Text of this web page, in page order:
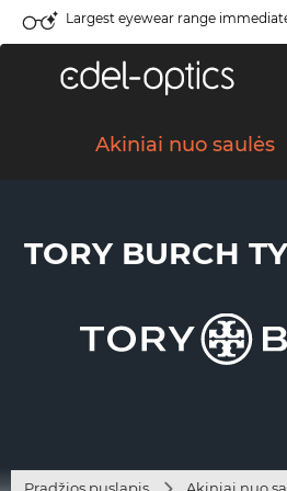
Largest eyewear range
Akiniai nuo saulės
TORY BURCH